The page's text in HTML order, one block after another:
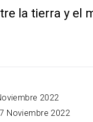
la tierra y el
2022
Noviembre 2022